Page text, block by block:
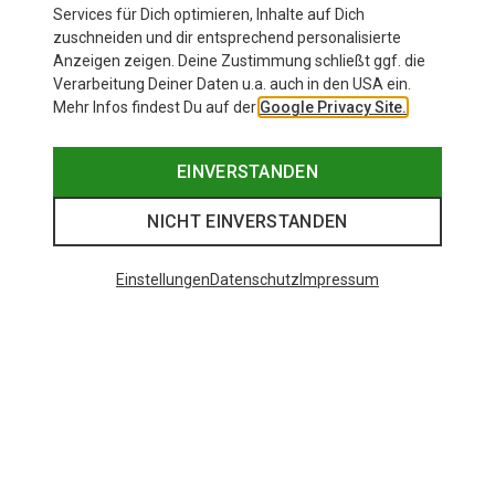
Services für Dich optimieren, Inhalte auf Dich
zuschneiden und dir entsprechend personalisierte
Anzeigen zeigen. Deine Zustimmung schließt ggf. die
Verarbeitung Deiner Daten u.a. auch in den USA ein.
Mehr Infos findest Du auf der Google Privacy Site.
EINVERSTANDEN
NICHT EINVERSTANDEN
EinstellungenDatenschutz Impressum